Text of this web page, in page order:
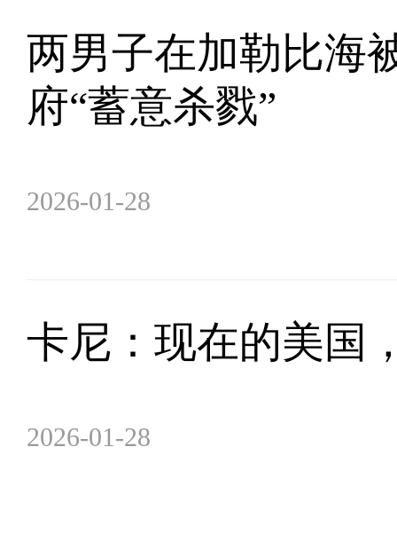
两男子在加勒比海
府“蓄意杀戮”
2026-01-28
卡尼：现在的美国
2026-01-28